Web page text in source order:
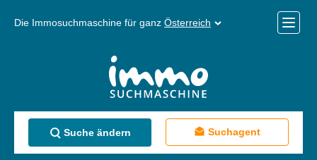
Die Immosuchmaschine für ganz Österreich
Menü
Suche ändern Suchagent